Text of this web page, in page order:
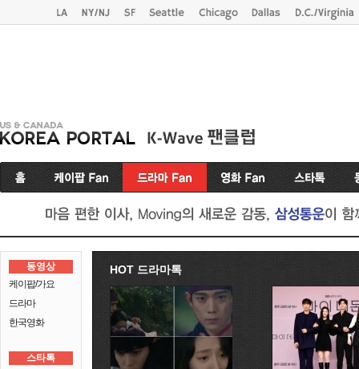
동영상
케이팝/가요
드라마
한국영화
스타톡
HOT 드라마톡